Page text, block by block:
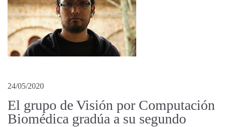
24/05/2020
El grupo de Visión por Computación
Biomédica gradúa a su segundo